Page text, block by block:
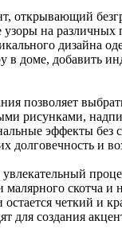
открывающий
на различных
дизайна
доме, добавить
позволяет
рисунками,
эффекты
долговечность и
скотча
четкий
для создания